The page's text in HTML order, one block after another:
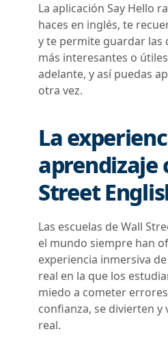
La aplicación Say Hello
haces en inglés, te
y te permite guardar las
más interesantes o
adelante, y así puedas
otra vez.
La
aprendizaje
Street
Las escuelas de Wall
el mundo siempre han
experiencia inmersiva
real en la que los
miedo a cometer
confianza, se divierten y
real.